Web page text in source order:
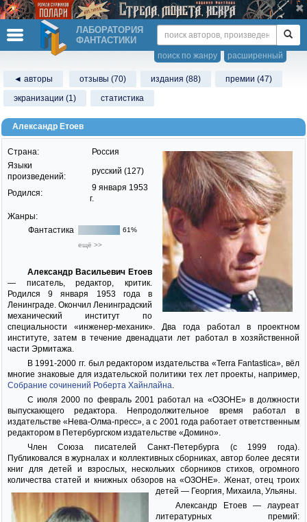
ЛАБОРАТОРИЯ
ФАНТАСТИКИ
расширенный
поиск по жанру
◄ авторы отзывы (70) издания (88)
премии (47)
экранизации (1)
статистика
Александр Етоев
Страна:
Россия
Языки
произведений:
русский (127)
Родился:
9 января 1953
г.
Жанры:
Фантастика
61%
ещё >>
Александр Васильевич Етоев
— писатель, редактор, критик.
Родился 9 января 1953 года в
Ленинграде. Окончил Ленинградский
механический институт по
специальности «инженер-механик». Два года работал в проектном
институте, затем в течение двенадцати лет работал в хозяйственной
части Эрмитажа.
В 1991-2000 гг. был редактором издательства «Terra Fantastica», вёл
многие знаковые для издательской политики тех лет проекты, например,
Собрание сочинений Роберта Хайнлайна.
С июля 2000 по февраль 2001 работал на «ОЗОНЕ» в должности
выпускающего редактора. Непродолжительное время работал в
издательстве «Нева-Олма-пресс», а с 2001 года работает ответственным
редактором в Петербургском издательстве «Домино».
Член Союза писателей Санкт-Петербурга (с 1999 года).
Публиковался в журналах и коллективных сборниках, автор более десяти
книг для детей и взрослых, нескольких сборников стихов, огромного
количества статей и книжных обзоров на «ОЗОНЕ». Женат, отец троих
детей — Георгия, Михаила, Ульяны.
Александр Етоев — лауреат
литературных премий: